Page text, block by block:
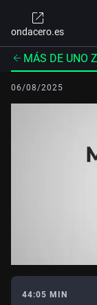
ondacero.es
MÁS DE UNO
06/08/2025
44:05 MIN